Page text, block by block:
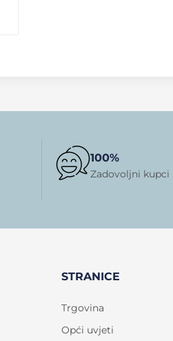
100%
Zadovoljni kupci
STRANICE
Trgovina
Opći uvjeti